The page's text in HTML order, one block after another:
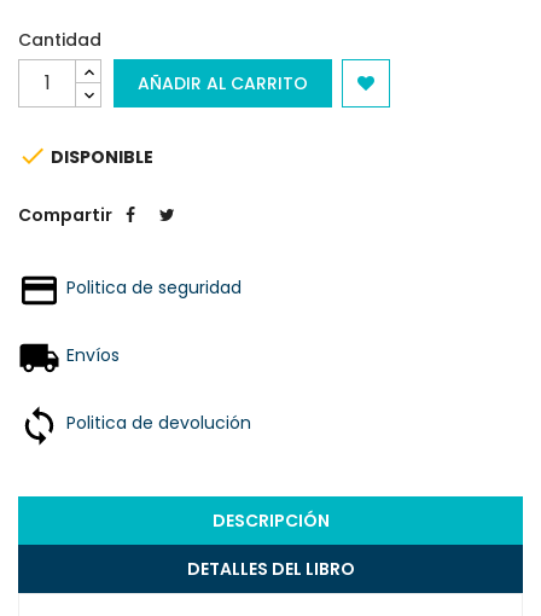
Cantidad
AÑADIR AL CARRITO
 DISPONIBLE
Compartir
Politica de seguridad
Envíos
Politica de devolución
DESCRIPCIÓN
DETALLES DEL LIBRO